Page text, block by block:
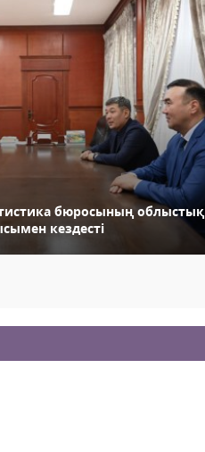
бюросының облыстық
кездесті